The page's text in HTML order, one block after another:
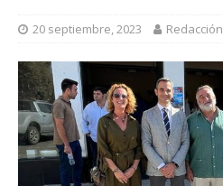
20 septiembre, 2023 Redacción